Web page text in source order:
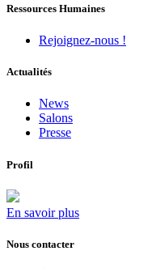
Ressources Humaines
Rejoignez-nous !
Actualités
News
Salons
Presse
Profil
En savoir plus
Nous contacter